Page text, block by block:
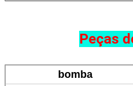
Peças
bomba